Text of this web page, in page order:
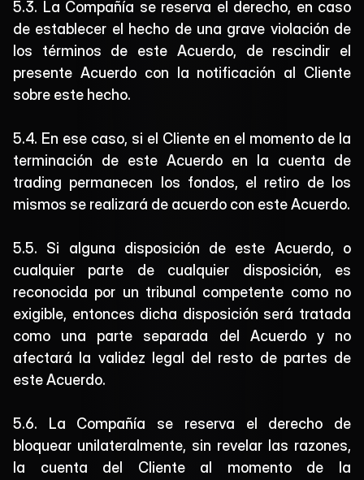
5.3. La Compañía se reserva el derecho, en caso
de establecer el hecho de una grave violación de
los términos de este Acuerdo, de rescindir el
presente Acuerdo con la notificación al Cliente
sobre este hecho.
5.4. En ese caso, si el Cliente en el momento de la
terminación de este Acuerdo en la cuenta de
trading permanecen los fondos, el retiro de los
mismos se realizará de acuerdo con este Acuerdo.
5.5. Si alguna disposición de este Acuerdo, o
cualquier parte de cualquier disposición, es
reconocida por un tribunal competente como no
exigible, entonces dicha disposición será tratada
como una parte separada del Acuerdo y no
afectará la validez legal del resto de partes de
este Acuerdo.
5.6. La Compañía se reserva el derecho de
bloquear unilateralmente, sin revelar las razones,
la cuenta del Cliente al momento de la